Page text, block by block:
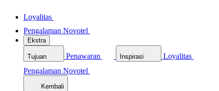
Loyalitas
Pengalaman Novotel
Ekstra
Tujuan Penawaran Inspirasi
Loyalitas
Pengalaman Novotel
Kembali